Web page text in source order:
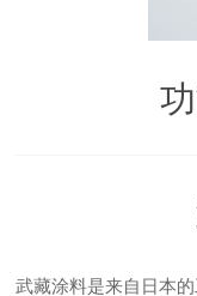
武藏涂料是来自日本